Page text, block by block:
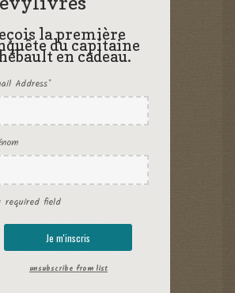
la première
du capitaine
en cadeau.
Address*
required field
unsubscribe from list